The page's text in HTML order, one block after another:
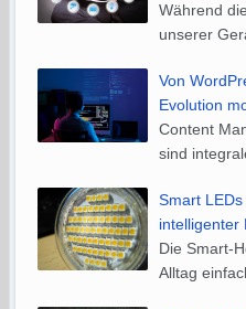
Während
unserer
Von
Evolution
Content
sind
Smart
intelligenter
Die Smart-
Alltag